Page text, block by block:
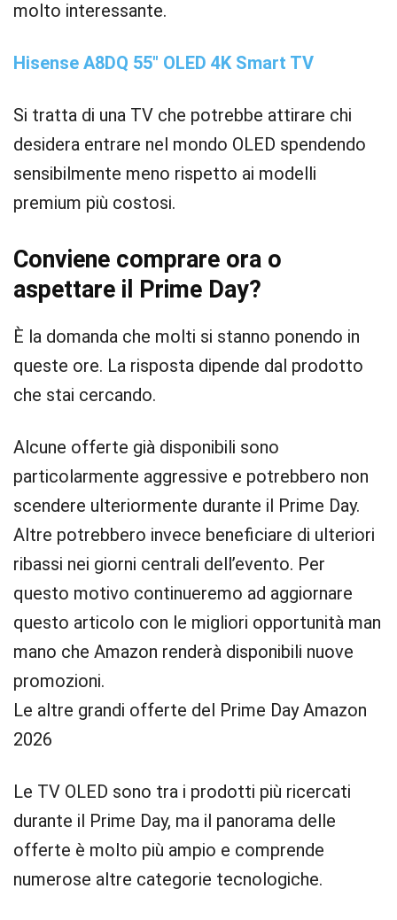
molto interessante.
Hisense A8DQ 55″ OLED 4K Smart TV
Si tratta di una TV che potrebbe attirare chi
desidera entrare nel mondo OLED spendendo
sensibilmente meno rispetto ai modelli
premium più costosi.
Conviene comprare ora o
aspettare il Prime Day?
È la domanda che molti si stanno ponendo in
queste ore. La risposta dipende dal prodotto
che stai cercando.
Alcune offerte già disponibili sono
particolarmente aggressive e potrebbero non
scendere ulteriormente durante il Prime Day.
Altre potrebbero invece beneficiare di ulteriori
ribassi nei giorni centrali dell’evento. Per
questo motivo continueremo ad aggiornare
questo articolo con le migliori opportunità man
mano che Amazon renderà disponibili nuove
promozioni.
Le altre grandi offerte del Prime Day Amazon
2026
Le TV OLED sono tra i prodotti più ricercati
durante il Prime Day, ma il panorama delle
offerte è molto più ampio e comprende
numerose altre categorie tecnologiche.